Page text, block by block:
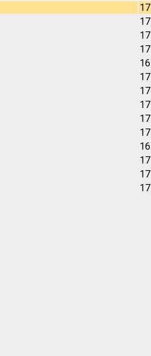
17
17
17
17
16
17
17
17
17
17
16
17
17
17